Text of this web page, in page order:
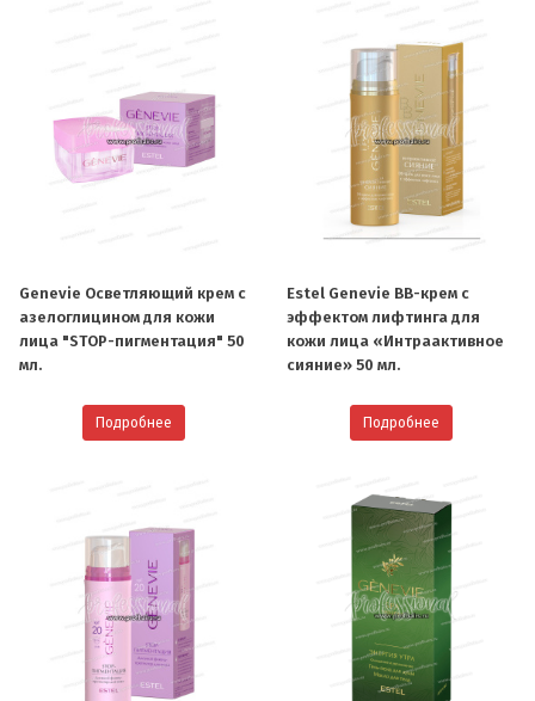
Genevie Осветляющий крем с
азелоглицином для кожи
лица "STOP-пигментация" 50
мл.
Подробнее
Estel Genevie BB-крем c
эффектом лифтинга для
кожи лица «Интраактивное
сияние» 50 мл.
Подробнее